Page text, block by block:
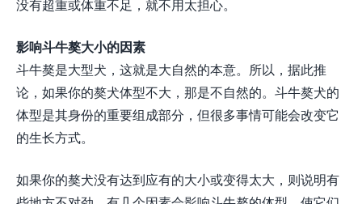
没有超重或体重不足，就不用太担心。
影响斗牛獒大小的因素
斗牛獒是大型犬，这就是大自然的本意。所以，据此推
论，如果你的獒犬体型不大，那是不自然的。斗牛獒犬的
体型是其身份的重要组成部分，但很多事情可能会改变它
的生长方式。
如果你的獒犬没有达到应有的大小或变得太大，则说明有